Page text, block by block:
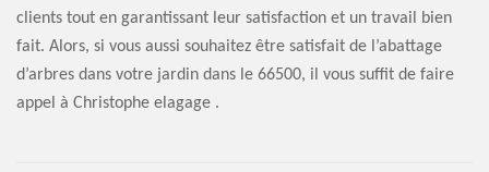
clients tout en garantissant leur satisfaction et un travail bien
fait. Alors, si vous aussi souhaitez être satisfait de l’abattage
d’arbres dans votre jardin dans le 66500, il vous suffit de faire
appel à Christophe elagage .